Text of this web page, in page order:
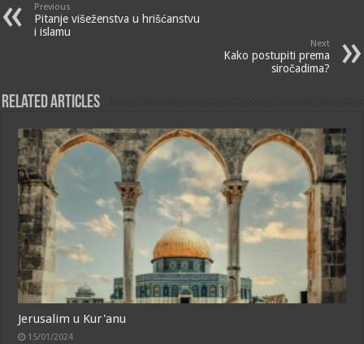
Previous
Pitanje višeženstva u hrišćanstvu
i islamu
Next
Kako postupiti prema
siročadima?
Related Articles
Jerusalim u Kur'anu
15/01/2024